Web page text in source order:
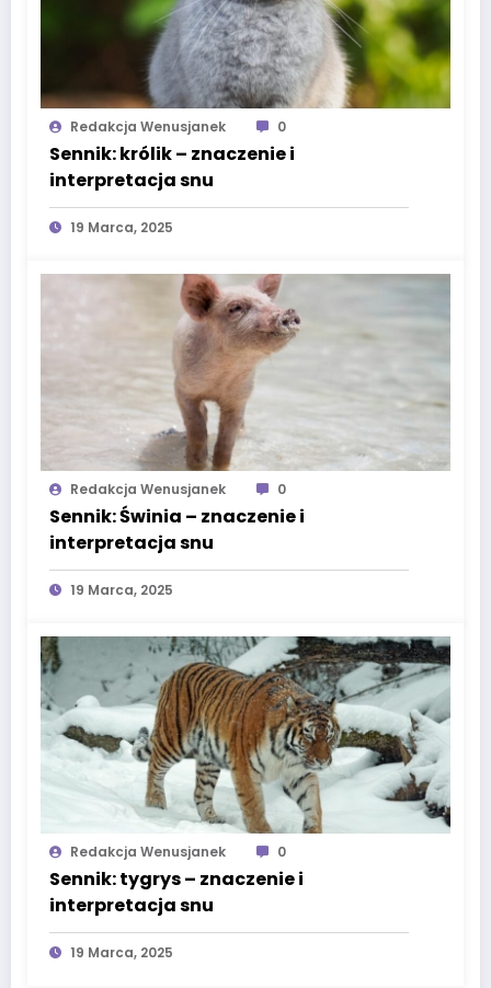
Redakcja Wenusjanek 0
Sennik: królik – znaczenie i
interpretacja snu
19 Marca, 2025
Redakcja Wenusjanek 0
Sennik: Świnia – znaczenie i
interpretacja snu
19 Marca, 2025
Redakcja Wenusjanek 0
Sennik: tygrys – znaczenie i
interpretacja snu
19 Marca, 2025